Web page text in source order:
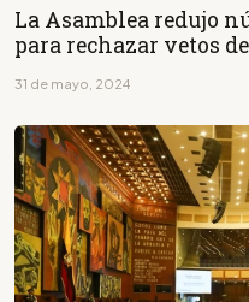
La Asamblea redujo
para rechazar vetos
31 de mayo, 2024